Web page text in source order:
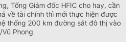
Tổng Giám đốc HFIC cho hay, cần
về tài chính thì mới thực hiện được
thống 200 km đường sắt đô thị vào
Phong